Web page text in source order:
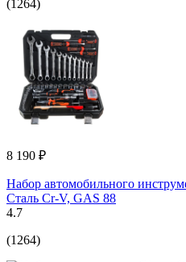
(1264)
8 190 ₽
Набор автомобильного
Сталь Cr-V, GAS 88
4.7
(1264)